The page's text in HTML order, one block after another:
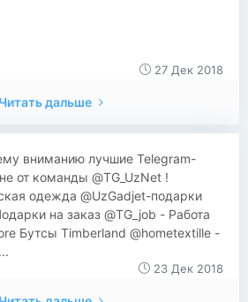
27 Дек 2018
Читать дальше
вниманию лучшие Telegram-
от команды @TG_UzNet !
одежда @UzGadjet-подарки
на заказ @TG_job - Работа
Бутсы Timberland @hometextille -
23 Дек 2018